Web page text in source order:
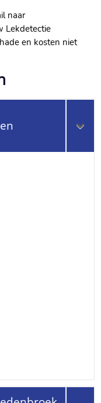
naar
Lekdetectie
en kosten niet